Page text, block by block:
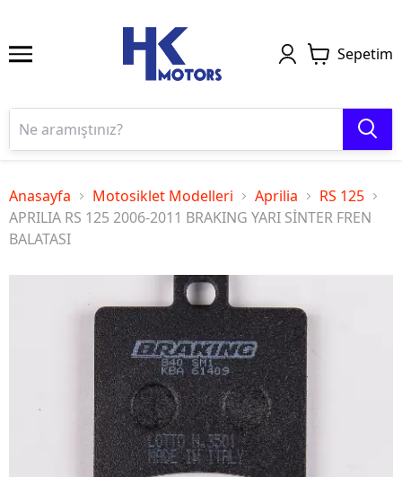
Sepetim
Anasayfa Motosiklet Modelleri Aprilia
RS 125
APRILIA RS 125 2006-2011 BRAKING YARI SİNTER FREN
BALATASI